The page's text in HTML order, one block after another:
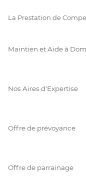
La Prestation de
Maintien et Aide à
Nos Aires d'Expertise
Offre de prévoyance
Offre de parrainage